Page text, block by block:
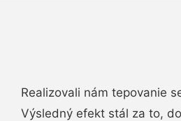
Realizovali nám tepovanie
Výsledný efekt stál za to,